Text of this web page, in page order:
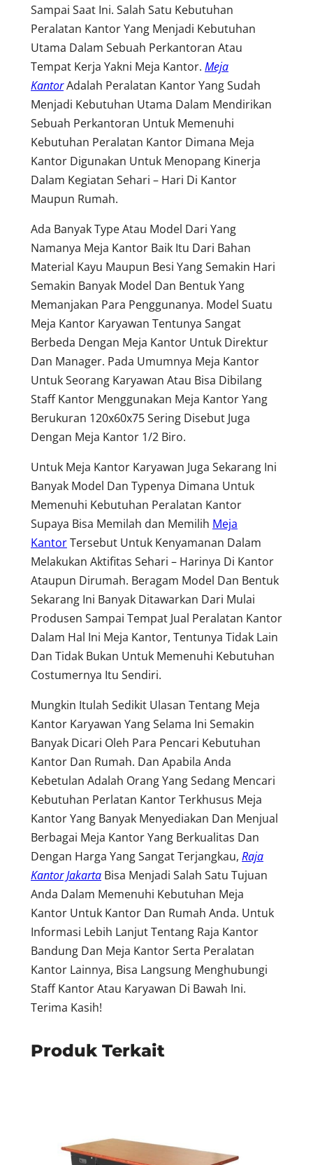
Sampai Saat Ini. Salah Satu Kebutuhan
Peralatan Kantor Yang Menjadi Kebutuhan
Utama Dalam Sebuah Perkantoran Atau
Tempat Kerja Yakni Meja Kantor. Meja
KantorAdalah Peralatan Kantor Yang Sudah
Menjadi Kebutuhan Utama Dalam Mendirikan
Sebuah Perkantoran Untuk Memenuhi
Kebutuhan Peralatan Kantor Dimana Meja
Kantor Digunakan Untuk Menopang Kinerja
Dalam Kegiatan Sehari – Hari Di Kantor
Maupun Rumah.
Ada Banyak Type Atau Model Dari Yang
Namanya Meja Kantor Baik Itu Dari Bahan
Material Kayu Maupun Besi Yang Semakin Hari
Semakin Banyak Model Dan Bentuk Yang
Memanjakan Para Penggunanya. Model Suatu
Meja Kantor Karyawan Tentunya Sangat
Berbeda Dengan Meja Kantor Untuk Direktur
Dan Manager. Pada Umumnya Meja Kantor
Untuk Seorang Karyawan Atau Bisa Dibilang
Staff Kantor Menggunakan Meja Kantor Yang
Berukuran 120x60x75 Sering Disebut Juga
Dengan Meja Kantor 1/2 Biro.
Untuk Meja Kantor Karyawan Juga Sekarang Ini
Banyak Model Dan Typenya Dimana Untuk
Memenuhi Kebutuhan Peralatan Kantor
Supaya Bisa Memilah dan Memilih Meja
KantorTersebut Untuk Kenyamanan Dalam
Melakukan Aktifitas Sehari – Harinya Di Kantor
Ataupun Dirumah. Beragam Model Dan Bentuk
Sekarang Ini Banyak Ditawarkan Dari Mulai
Produsen Sampai Tempat Jual Peralatan Kantor
Dalam Hal Ini Meja Kantor, Tentunya Tidak Lain
Dan Tidak Bukan Untuk Memenuhi Kebutuhan
Costumernya Itu Sendiri.
Mungkin Itulah Sedikit Ulasan Tentang Meja
Kantor Karyawan Yang Selama Ini Semakin
Banyak Dicari Oleh Para Pencari Kebutuhan
Kantor Dan Rumah. Dan Apabila Anda
Kebetulan Adalah Orang Yang Sedang Mencari
Kebutuhan Perlatan Kantor Terkhusus Meja
Kantor Yang Banyak Menyediakan Dan Menjual
Berbagai Meja Kantor Yang Berkualitas Dan
Dengan Harga Yang Sangat Terjangkau, Raja
Kantor Jakarta Bisa Menjadi Salah Satu Tujuan
Anda Dalam Memenuhi Kebutuhan Meja
Kantor Untuk Kantor Dan Rumah Anda. Untuk
Informasi Lebih Lanjut Tentang Raja Kantor
Bandung Dan Meja Kantor Serta Peralatan
Kantor Lainnya, Bisa Langsung Menghubungi
Staff Kantor Atau Karyawan Di Bawah Ini.
Terima Kasih!
Produk Terkait